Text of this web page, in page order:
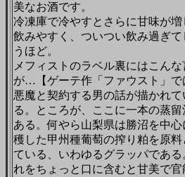
美なお酒です。
冷凍庫で冷やすとさらに甘味が増
飲みやすく、ついつい飲み過ぎて
うほど。
メフィストのラベル裏にはこんな
が…【ゲーテ作「ファウスト」で
悪魔と契約する男の話が描かれて
る。ところが、ここに一本の蒸留
ある。何やら山梨県は勝沼を中心
穫した甲州種葡萄の搾り粕を原料
ている、いわゆるグラッパである
れをちょっと口に含むと甘美で官